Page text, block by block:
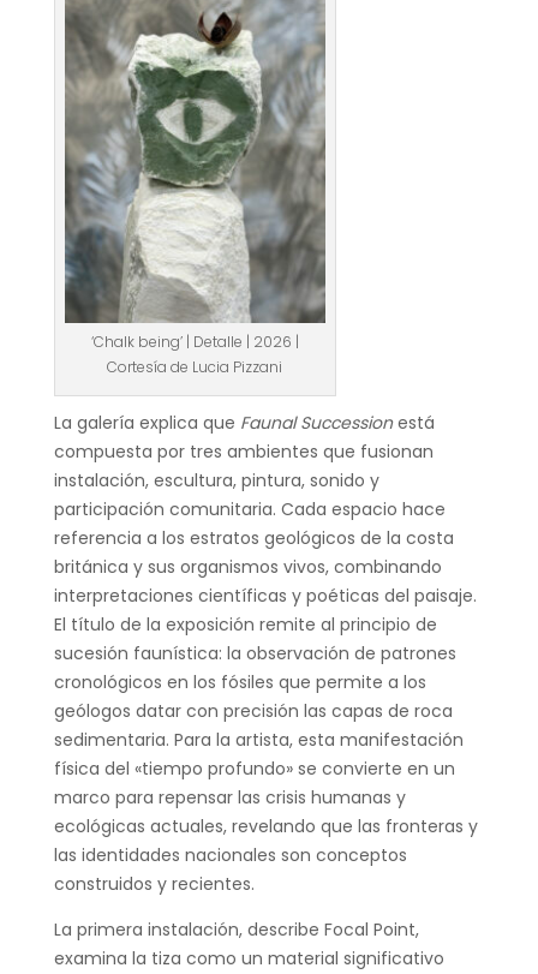
‘Chalk being’ | Detalle | 2026 |
Cortesía de Lucia Pizzani
La galería explica que Faunal Successionestá
compuesta por tres ambientes que fusionan
instalación, escultura, pintura, sonido y
participación comunitaria. Cada espacio hace
referencia a los estratos geológicos de la costa
británica y sus organismos vivos, combinando
interpretaciones científicas y poéticas del paisaje.
El título de la exposición remite al principio de
sucesión faunística: la observación de patrones
cronológicos en los fósiles que permite a los
geólogos datar con precisión las capas de roca
sedimentaria. Para la artista, esta manifestación
física del «tiempo profundo» se convierte en un
marco para repensar las crisis humanas y
ecológicas actuales, revelando que las fronteras y
las identidades nacionales son conceptos
construidos y recientes.
La primera instalación, describe Focal Point,
examina la tiza como un material significativo